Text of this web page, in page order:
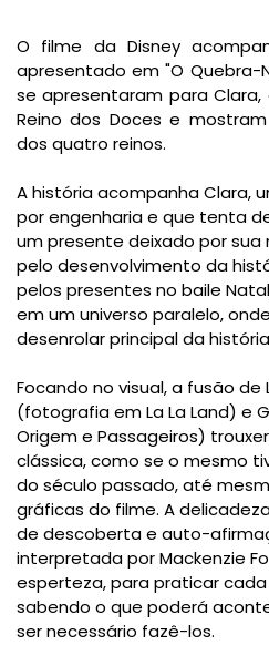
O filme da Disney
apresentado em "O Quebra-
se apresentaram para
Reino dos Doces e
dos quatro reinos.
A história acompanha Clara,
por engenharia e que tenta
um presente deixado por
pelo desenvolvimento da
pelos presentes no baile
em um universo paralelo,
desenrolar principal da
Focando no visual, a fusão de
(fotografia em La La Land) e
Origem e Passageiros)
clássica, como se o mesmo
do século passado, até
gráficas do filme. A
de descoberta e auto-
interpretada por Mackenzie
esperteza, para praticar
sabendo o que poderá
ser necessário fazê-los.